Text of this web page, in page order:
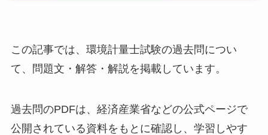
この記事では、環境計量士試験の過去問につい
て、問題文・解答・解説を掲載しています。
過去問のPDFは、経済産業省などの公式ページで
公開されている資料をもとに確認し、学習しやす